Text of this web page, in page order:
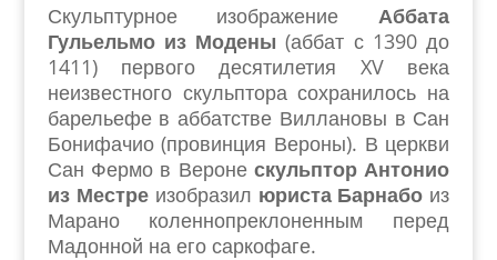
Скульптурное изображение Аббата
Гульельмо из Модены (аббат с 1390 до
1411) первого десятилетия XV века
неизвестного скульптора сохранилось на
барельефе в аббатстве Виллановы в Сан
Бонифачио (провинция Вероны). В церкви
Сан Фермо в Веронескульптор Антонио
из Местреизобразил юриста Барнабо из
Марано коленнопреклоненным перед
Мадонной на его саркофаге.